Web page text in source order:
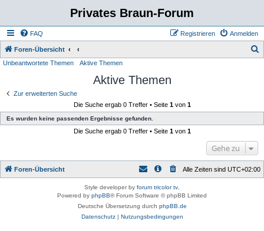
Privates Braun-Forum
FAQ Anmelden
Registrieren
Foren-Übersicht
Unbeantwortete Themen Aktive Themen
Aktive Themen
Zur erweiterten Suche
Die Suche ergab 0 Treffer • Seite 1von 1
Es wurden keine passenden Ergebnisse gefunden.
Die Suche ergab 0 Treffer • Seite 1von 1
Gehe zu
Foren-Übersicht Alle Zeiten sind UTC+02:00
Style developer by forum tricolor tv
Powered by phpBB® Forum Software © phpBB Limited
Deutsche Übersetzung durch phpBB.de
Datenschutz| Nutzungsbedingungen